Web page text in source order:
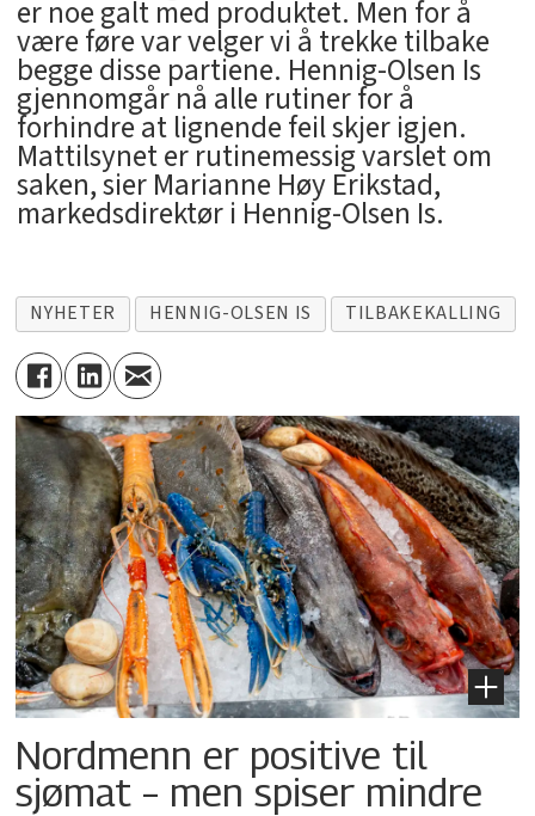
er noe galt med produktet. Men for å
være føre var velger vi å trekke tilbake
begge disse partiene. Hennig-Olsen Is
gjennomgår nå alle rutiner for å
forhindre at lignende feil skjer igjen.
Mattilsynet er rutinemessig varslet om
saken, sier Marianne Høy Erikstad,
markedsdirektør i Hennig-Olsen Is.
NYHETER HENNIG-OLSEN IS TILBAKEKALLING
Nordmenn er positive til
sjømat – men spiser mindre